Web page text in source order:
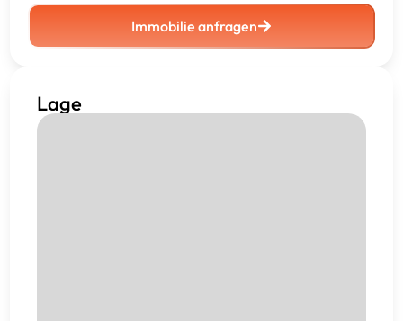
Immobilie anfragen
Lage